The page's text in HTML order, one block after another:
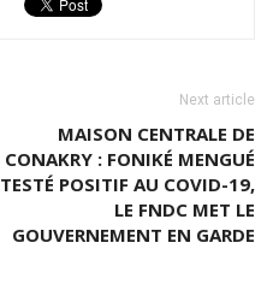
Next article
MAISON CENTRALE DE
CONAKRY : FONIKÉ MENGUÉ
TESTÉ POSITIF AU COVID-19,
LE FNDC MET LE
GOUVERNEMENT EN GARDE